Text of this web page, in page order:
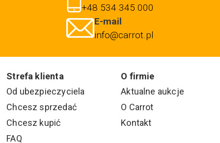
+48 534 345 000
E-mail
info@carrot.pl
Strefa klienta
O firmie
Od ubezpieczyciela
Chcesz sprzedać
Chcesz kupić
FAQ
Aktualne aukcje
O Carrot
Kontakt